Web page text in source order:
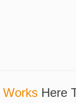
Works Here